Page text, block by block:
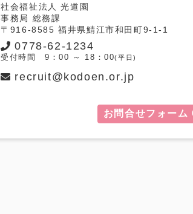
社会福祉法人 光道園
事務局 総務課
〒916-8585 福井県鯖江市和田町9-1-1
0778-62-1234
受付時間 9：00 ～ 18：00(平日)
recruit@kodoen.or.jp
お問合せフォーム